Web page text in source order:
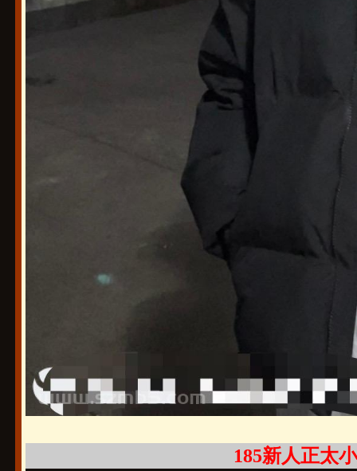
185新人正太